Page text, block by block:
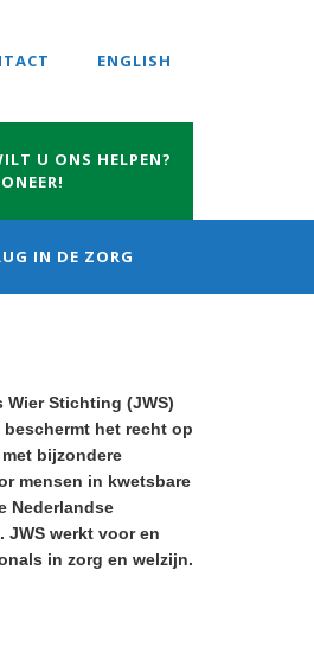
ENGLISH
U ONS HELPEN?
IN DE ZORG
Wier Stichting (JWS)
beschermt het recht op
bijzondere
mensen in kwetsbare
Nederlandse
JWS werkt voor en
in zorg en welzijn.